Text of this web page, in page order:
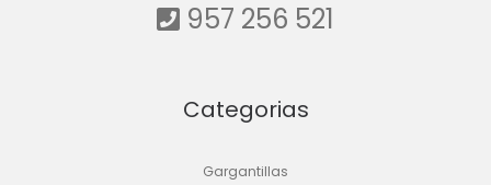
957 256 521
Categorias
Gargantillas